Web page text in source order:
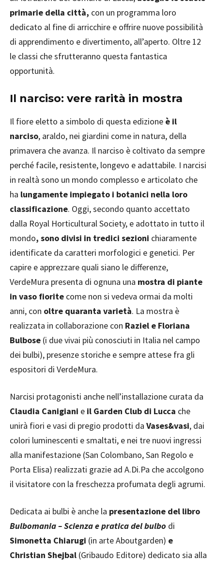
primarie della città, con un programma loro
dedicato al fine di arricchire e offrire nuove possibilità
di apprendimento e divertimento, all’aperto. Oltre 12
le classi che sfrutteranno questa fantastica
opportunità.
Il narciso: vere rarità in mostra
Il fiore eletto a simbolo di questa edizione è il
narciso, araldo, nei giardini come in natura, della
primavera che avanza. Il narciso è coltivato da sempre
perché facile, resistente, longevo e adattabile. I narcisi
in realtà sono un mondo complesso e articolato che
ha lungamente impiegato i botanici nella loro
classificazione. Oggi, secondo quanto accettato
dalla Royal Horticultural Society, e adottato in tutto il
mondo, sono divisi in tredici sezioni chiaramente
identificate da caratteri morfologici e genetici. Per
capire e apprezzare quali siano le differenze,
VerdeMura presenta di ognuna una mostra di piante
in vaso fiorite come non si vedeva ormai da molti
anni, con oltre quaranta varietà. La mostra è
realizzata in collaborazione con Raziel e Floriana
Bulbose (i due vivai più conosciuti in Italia nel campo
dei bulbi), presenze storiche e sempre attese fra gli
espositori di VerdeMura.
Narcisi protagonisti anche nell’installazione curata da
Claudia Canigiani e il Garden Club di Lucca che
unirà fiori e vasi di pregio prodotti da Vases&vasi, dai
colori luminescenti e smaltati, e nei tre nuovi ingressi
alla manifestazione (San Colombano, San Regolo e
Porta Elisa) realizzati grazie ad A.Di.Pa che accolgono
il visitatore con la freschezza profumata degli agrumi.
Dedicata ai bulbi è anche la presentazione del libro
Bulbomania – Scienza e pratica del bulbo di
Simonetta Chiarugi (in arte Aboutgarden) e
Christian Shejbal (Gribaudo Editore) dedicato sia alla